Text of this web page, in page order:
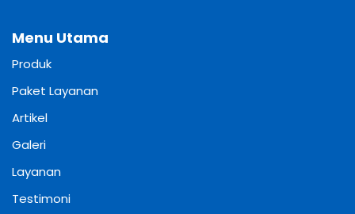
Menu Utama
Produk
Paket Layanan
Artikel
Galeri
Layanan
Testimoni